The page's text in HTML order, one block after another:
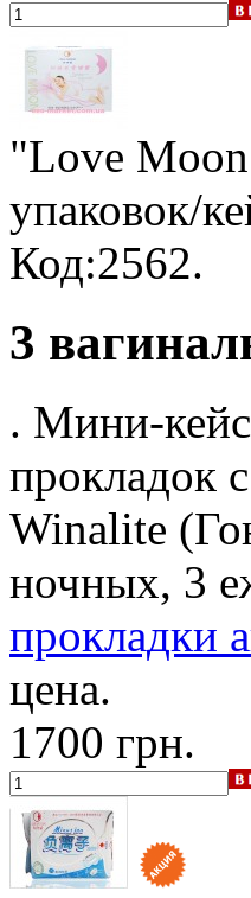
"Love
упаковок/
Код:2562.
3
. Мини-кейс
прокладок
Winalite
ночных, 3
прокладки
цена.
1700 грн.